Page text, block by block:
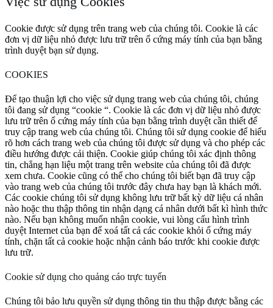
Cookie được sử dụng trên trang web của chúng tôi. Cookie là các
đơn vị dữ liệu nhỏ được lưu trữ trên ổ cứng máy tính của bạn bằng
trình duyệt bạn sử dụng.
COOKIES
Để tạo thuận lợi cho việc sử dụng trang web của chúng tôi, chúng
tôi đang sử dụng “cookie “. Cookie là các đơn vị dữ liệu nhỏ được
lưu trữ trên ổ cứng máy tính của bạn bằng trình duyệt cần thiết để
truy cập trang web của chúng tôi. Chúng tôi sử dụng cookie để hiểu
rõ hơn cách trang web của chúng tôi được sử dụng và cho phép các
điều hướng được cải thiện. Cookie giúp chúng tôi xác định thông
tin, chẳng hạn liệu một trang trên website của chúng tôi đã được
xem chưa. Cookie cũng có thể cho chúng tôi biết bạn đã truy cập
vào trang web của chúng tôi trước đây chưa hay bạn là khách mới.
Các cookie chúng tôi sử dụng không lưu trữ bất kỳ dữ liệu cá nhân
nào hoặc thu thập thông tin nhận dạng cá nhân dưới bất kì hình thức
nào. Nếu bạn không muốn nhận cookie, vui lòng cấu hình trình
duyệt Internet của bạn để xoá tất cả các cookie khỏi ổ cứng máy
tính, chặn tất cả cookie hoặc nhận cảnh báo trước khi cookie được
lưu trữ.
Cookie sử dụng cho quảng cáo trực tuyến
Chúng tôi bảo lưu quyền sử dụng thông tin thu thập được bằng các